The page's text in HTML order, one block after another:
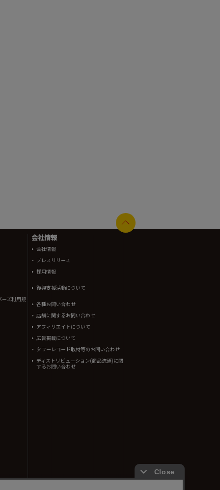
ーズ利用規
会社情報
会社情報
プレスリリース
採用情報
復興支援活動について
各種お問い合わせ
店舗に関するお問い合わせ
アフィリエイトについて
広告掲載について
タワーレコード取材等のお問い合わせ
ディストリビューション(商品流通)に関
するお問い合わせ